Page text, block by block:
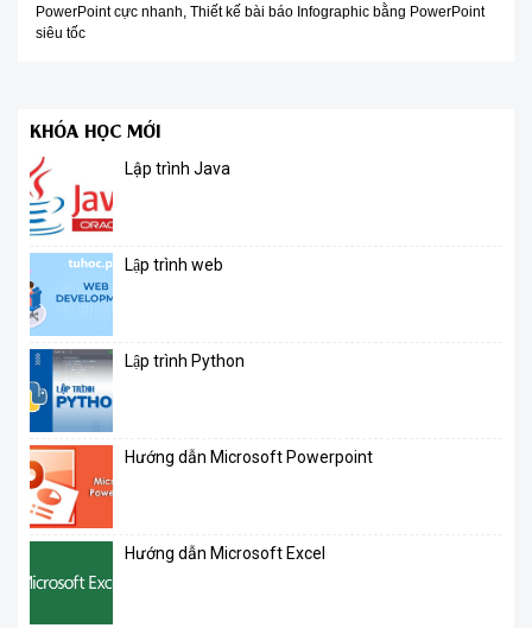
PowerPoint cực nhanh, Thiết kế bài báo Infographic bằng PowerPoint
siêu tốc
KHÓA HỌC MỚI
Lập trình Java
Lập trình web
Lập trình Python
Hướng dẫn Microsoft Powerpoint
Hướng dẫn Microsoft Excel